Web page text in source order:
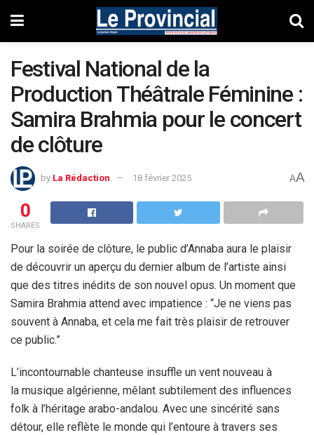
Festival National de la
Production Théâtrale Féminine :
Samira Brahmia pour le concert
de clôture
by La Rédaction 18 février 2025 AA
0
SHARES
Pour la soirée de clôture, le public d’Annaba aura le plaisir
de découvrir un aperçu du dernier album de l’artiste ainsi
que des titres inédits de son nouvel opus. Un moment que
Samira Brahmia attend avec impatience : “Je ne viens pas
souvent à Annaba, et cela me fait très plaisir de retrouver
ce public.”
L’incontournable chanteuse insuffle un vent nouveau à
la musique algérienne, mêlant subtilement des influences
folk à l’héritage arabo-andalou. Avec une sincérité sans
détour, elle reflète le monde qui l’entoure à travers ses